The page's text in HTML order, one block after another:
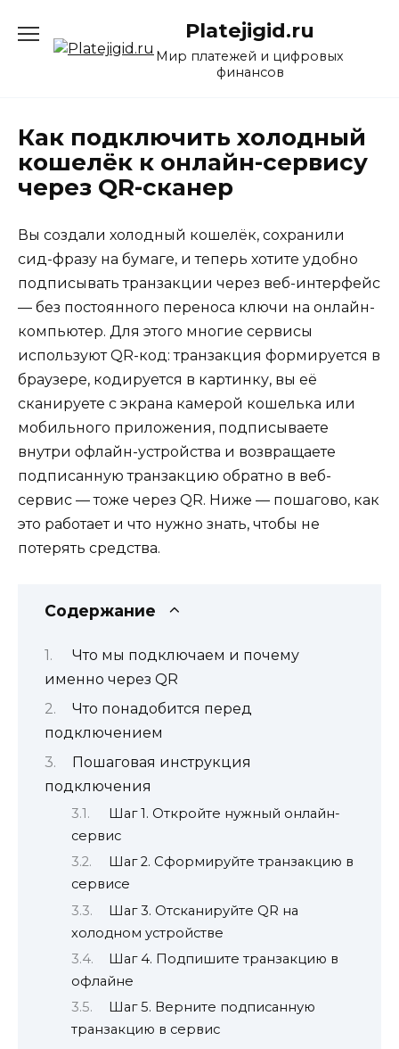
содержанию
Platejigid.ru
Мир платежей и цифровых
финансов
Как подключить холодный
кошелёк к онлайн-сервису
через QR-сканер
Вы создали холодный кошелёк, сохранили
сид-фразу на бумаге, и теперь хотите удобно
подписывать транзакции через веб-интерфейс
— без постоянного переноса ключи на онлайн-
компьютер. Для этого многие сервисы
используют QR-код: транзакция формируется в
браузере, кодируется в картинку, вы её
сканируете с экрана камерой кошелька или
мобильного приложения, подписываете
внутри офлайн-устройства и возвращаете
подписанную транзакцию обратно в веб-
сервис — тоже через QR. Ниже — пошагово, как
это работает и что нужно знать, чтобы не
потерять средства.
Содержание
Что мы подключаем и почему
именно через QR
Что понадобится перед
подключением
Пошаговая инструкция
подключения
Шаг 1. Откройте нужный онлайн-
сервис
Шаг 2. Сформируйте транзакцию в
сервисе
Шаг 3. Отсканируйте QR на
холодном устройстве
Шаг 4. Подпишите транзакцию в
офлайне
Шаг 5. Верните подписанную
транзакцию в сервис